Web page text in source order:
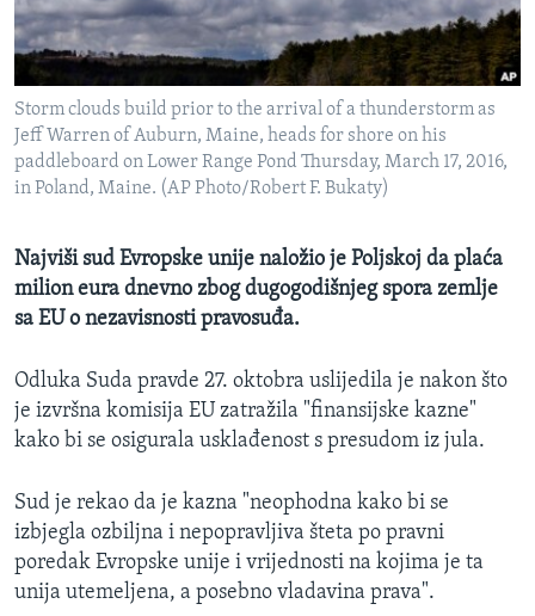
MAGAZIN
O GLASU AMERIKE
Learning English
PRATITE NAS
Jezici
Storm clouds build prior to the arrival of a thunderstorm as
Jeff Warren of Auburn, Maine, heads for shore on his
paddleboard on Lower Range Pond Thursday, March 17, 2016,
in Poland, Maine. (AP Photo/Robert F. Bukaty)
Najviši sud Evropske unije naložio je Poljskoj da plaća
milion eura dnevno zbog dugogodišnjeg spora zemlje
sa EU o nezavisnosti pravosuđa.
Odluka Suda pravde 27. oktobra uslijedila je nakon što
je izvršna komisija EU zatražila "finansijske kazne"
kako bi se osigurala usklađenost s presudom iz jula.
Sud je rekao da je kazna "neophodna kako bi se
izbjegla ozbiljna i nepopravljiva šteta po pravni
poredak Evropske unije i vrijednosti na kojima je ta
unija utemeljena, a posebno vladavina prava".